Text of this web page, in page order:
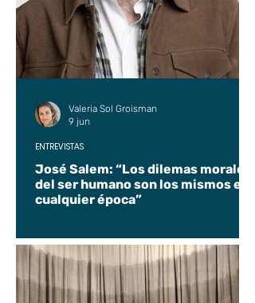
José Salem: “Los dilemas morales
del ser humano son los mismos en
cualquier época”
ENTREVISTAS
Valeria Sol Groisman
9 jun